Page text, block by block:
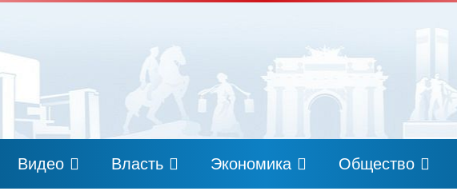
Видео Власть Экономика Общество